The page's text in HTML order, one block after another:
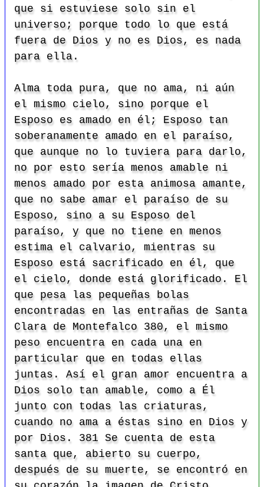
que si estuviese solo sin el
universo; porque todo lo que está
fuera de Dios y no es Dios, es nada
para ella.
Alma toda pura, que no ama, ni aún
el mismo cielo, sino porque el
Esposo es amado en él; Esposo tan
soberanamente amado en el paraíso,
que aunque no lo tuviera para darlo,
no por esto sería menos amable ni
menos amado por esta animosa amante,
que no sabe amar el paraíso de su
Esposo, sino a su Esposo del
paraíso, y que no tiene en menos
estima el calvario, mientras su
Esposo está sacrificado en él, que
el cielo, donde está glorificado. El
que pesa las pequeñas bolas
encontradas en las entrañas de Santa
Clara de Montefalco 380, el mismo
peso encuentra en cada una en
particular que en todas ellas
juntas. Así el gran amor encuentra a
Dios solo tan amable, como a Él
junto con todas las criaturas,
cuando no ama a éstas sino en Dios y
por Dios. 381 Se cuenta de esta
santa que, abierto su cuerpo,
después de su muerte, se encontró en